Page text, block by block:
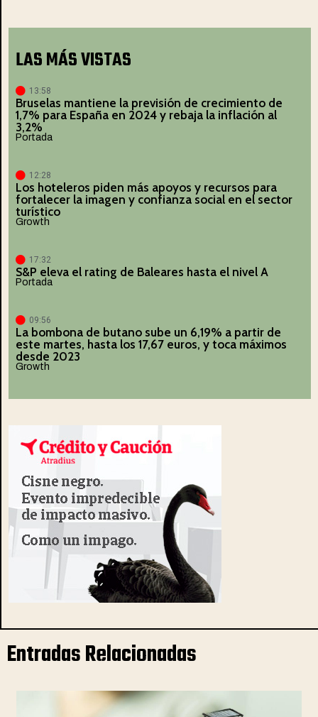
LAS MÁS VISTAS
13:58
Bruselas mantiene la previsión de crecimiento de
1,7% para España en 2024 y rebaja la inflación al
3,2%
Portada
12:28
Los hoteleros piden más apoyos y recursos para
fortalecer la imagen y confianza social en el sector
turístico
Growth
17:32
S&P eleva el rating de Baleares hasta el nivel A
Portada
09:56
La bombona de butano sube un 6,19% a partir de
este martes, hasta los 17,67 euros, y toca máximos
desde 2023
Growth
Entradas Relacionadas